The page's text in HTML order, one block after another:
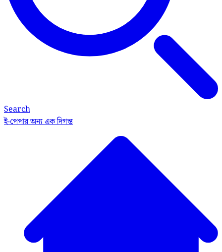
Search
ই-পেপারঅন্য এক দিগন্ত